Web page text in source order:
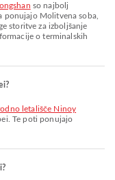
so najbolj
ponujajo Molitvena soba,
storitve za izboljšanje
o terminalskih
Te poti ponujajo